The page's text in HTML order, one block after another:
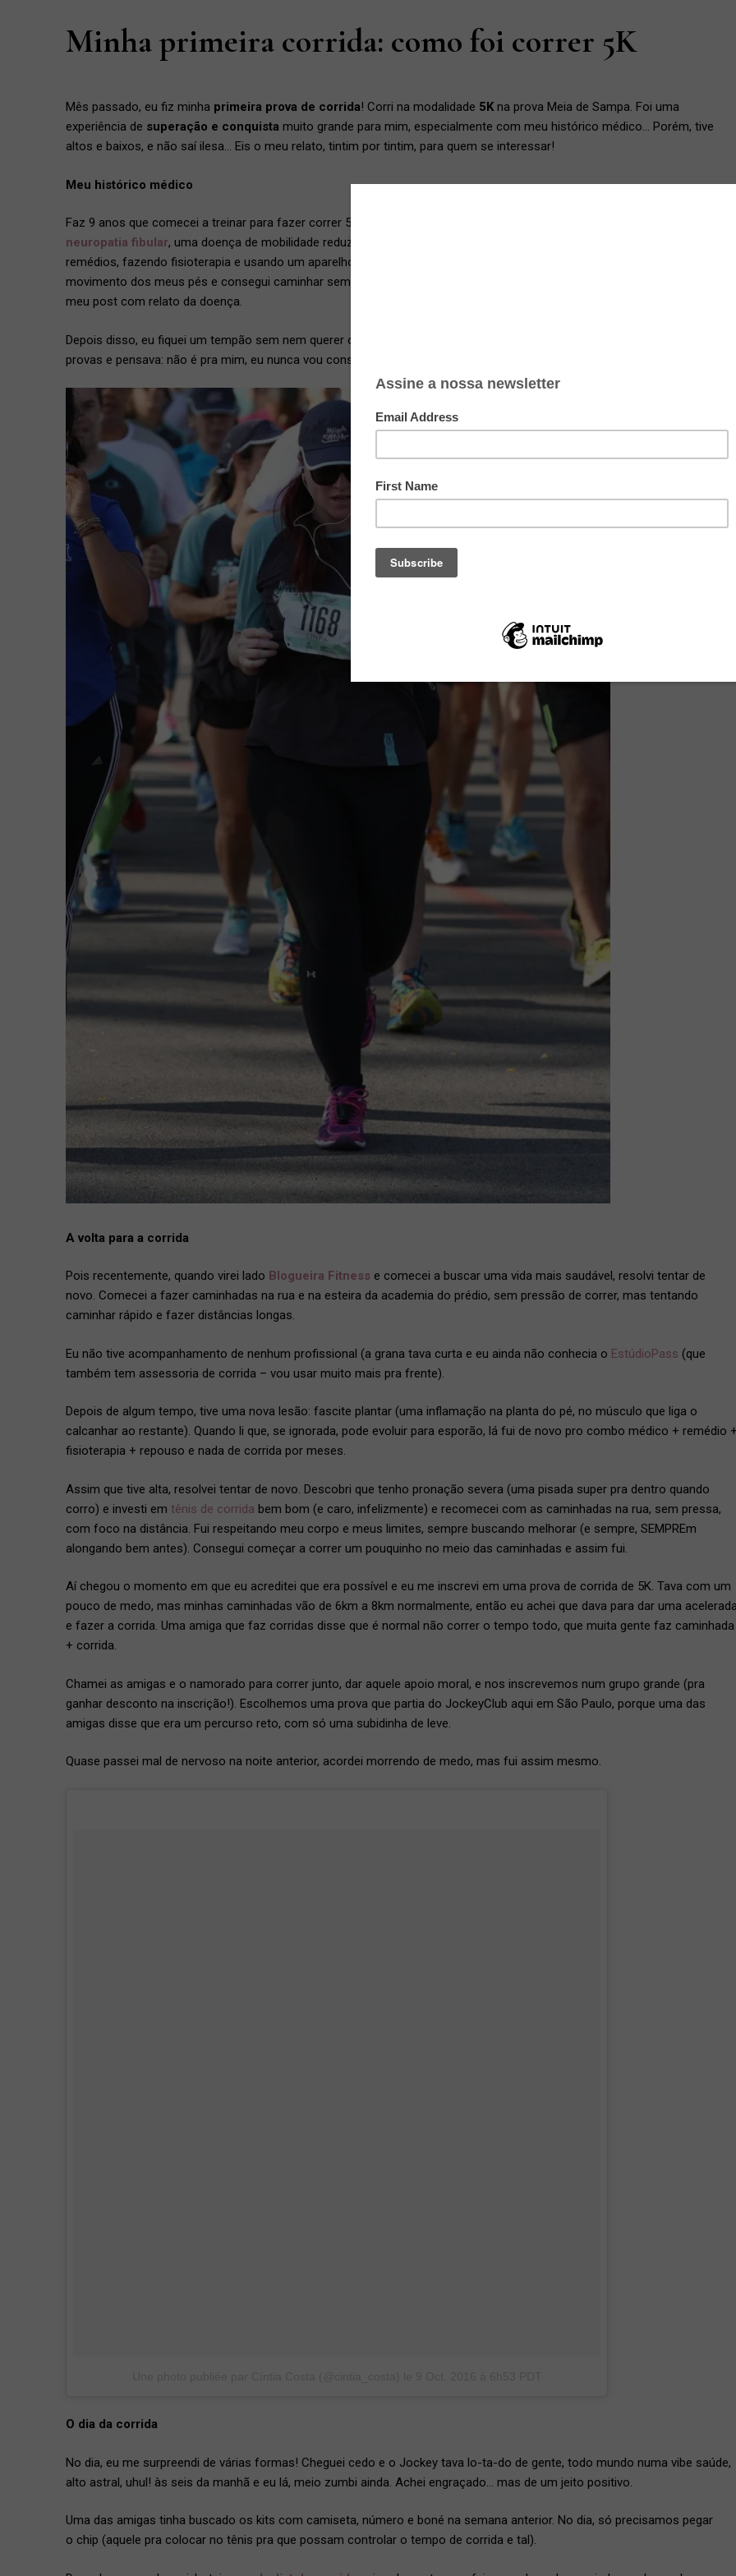
Minha primeira corrida: como foi correr 5K
Mês passado, eu fiz minha primeira prova de corrida! Corri na modalidade 5Kna prova Meia de Sampa. Foi uma
experiência de superação e conquista muito grande para mim, especialmente com meu histórico médico… Porém, tive
altos e baixos, e não saí ilesa… Eis o meu relato, tintim por tintim, para quem se interessar!
Meu histórico médico
Faz 9 anos que comecei a treinar para fazer correr 5K. Eu lembro bem porque, na época, fui diagnosticada com
neuropatia fibular, uma doença de mobilidade reduzida. Passei dois longos anos frequentando médicos, tomando
remédios, fazendo fisioterapia e usando um aparelho ortopédico até que finalmente consegui recuperar quase todo o
movimento dos meus pés e consegui caminhar sem a minha órtese. Muita gente, aliás, conheceu esse blog por conta do
meu post com relato da doença.
Depois disso, eu fiquei um tempão sem nem querer ouvir falar de corrida. Meu ex-marido era corredor e eu o via fazendo as
provas e pensava: não é pra mim, eu nunca vou conseguir correr isso tudo…
A volta para a corrida
Pois recentemente, quando virei lado Blogueira Fitness e comecei a buscar uma vida mais saudável, resolvi tentar de
novo. Comecei a fazer caminhadas na rua e na esteira da academia do prédio, sem pressão de correr, mas tentando
caminhar rápido e fazer distâncias longas.
Eu não tive acompanhamento de nenhum profissional (a grana tava curta e eu ainda não conhecia o EstúdioPass (que
também tem assessoria de corrida – vou usar muito mais pra frente).
Depois de algum tempo, tive uma nova lesão: fascite plantar (uma inflamação na planta do pé, no músculo que liga o
calcanhar ao restante). Quando li que, se ignorada, pode evoluir para esporão, lá fui de novo pro combo médico + remédio
fisioterapia + repouso e nada de corrida por meses.
Assim que tive alta, resolvei tentar de novo. Descobri que tenho pronação severa (uma pisada super pra dentro quando
corro) e investi em tênis de corrida bem bom (e caro, infelizmente) e recomecei com as caminhadas na rua, sem pressa,
com foco na distância. Fui respeitando meu corpo e meus limites, sempre buscando melhorar (e sempre, SEMPREm
alongando bem antes). Consegui começar a correr um pouquinho no meio das caminhadas e assim fui.
Aí chegou o momento em que eu acreditei que era possível e eu me inscrevi em uma prova de corrida de 5K. Tava com um
pouco de medo, mas minhas caminhadas vão de 6km a 8km normalmente, então eu achei que dava para dar uma
e fazer a corrida. Uma amiga que faz corridas disse que é normal não correr o tempo todo, que muita gente faz caminhada
+ corrida.
Chamei as amigas e o namorado para correr junto, dar aquele apoio moral, e nos inscrevemos num grupo grande (pra
ganhar desconto na inscrição!). Escolhemos uma prova que partia do JockeyClub aqui em São Paulo, porque uma das
amigas disse que era um percurso reto, com só uma subidinha de leve.
Quase passei mal de nervoso na noite anterior, acordei morrendo de medo, mas fui assim mesmo.
O dia da corrida
No dia, eu me surpreendi de várias formas! Cheguei cedo e o Jockey tava lo-ta-do de gente, todo mundo numa vibe saúde,
alto astral, uhul! às seis da manhã e eu lá, meio zumbi ainda. Achei engraçado… mas de um jeito positivo.
Uma das amigas tinha buscado os kits com camiseta, número e boné na semana anterior. No dia, só precisamos pegar
o chip (aquele pra colocar no tênis pra que possam controlar o tempo de corrida e tal).